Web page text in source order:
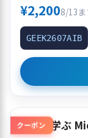
¥2,2008/13
GEEK2607AIB
クーポン
使って学ぶ